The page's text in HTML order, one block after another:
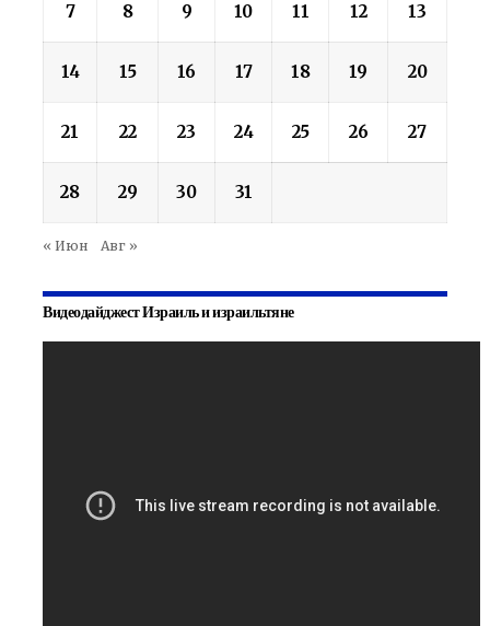
7 8 9 10 11 12 13
14 15 16 17 18 19 20
21 22 23 24 25 26 27
28 29 30 31
« Июн Авг »
Видеодайджест Израиль и израильтяне